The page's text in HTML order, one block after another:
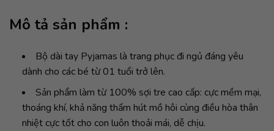
Mô tả sản phẩm :
Bộ dài tay Pyjamas là trang phục đi ngủ đáng yêu
dành cho các bé từ 01 tuổi trở lên.
Sản phẩm làm từ 100% sợi tre cao cấp: cực mềm mại,
thoáng khí, khả năng thấm hút mồ hôi cùng điều hòa thân
nhiệt cực tốt cho con luôn thoải mái, dễ chịu.